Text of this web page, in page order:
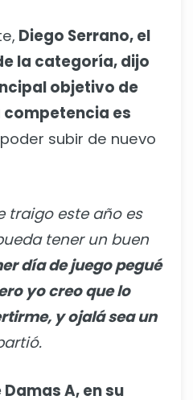
Diego Serrano, el
la categoría, dijo
objetivo de
es
subir de nuevo
traigo este año es
tener un buen
día de juego pegué
yo creo que lo
y ojalá sea un
A, en su